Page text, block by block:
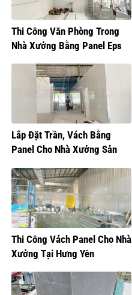
Thi Công Văn Phòng Trong
Nhà Xưởng Bằng Panel Eps
Lắp Đặt Trần, Vách Bằng
Panel Cho Nhà Xưởng Sản
Thi Công Vách Panel Cho Nhà
Xưởng Tại Hưng Yên